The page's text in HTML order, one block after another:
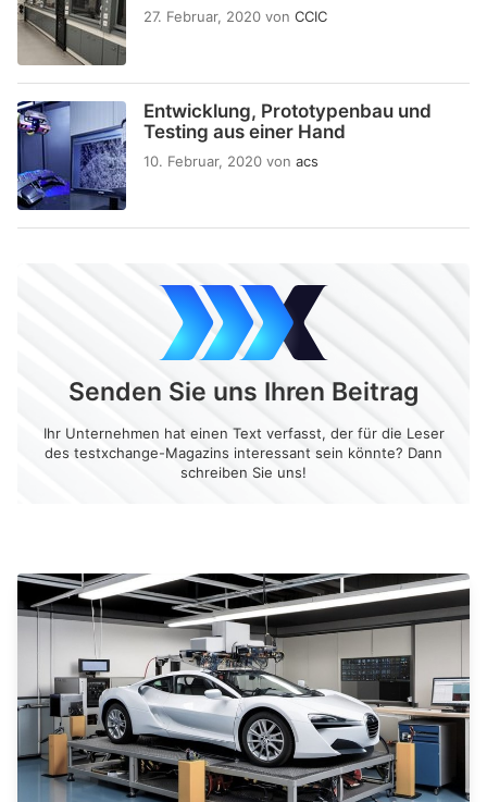
27. Februar, 2020 von CCIC
Entwicklung, Prototypenbau und
Testing aus einer Hand
10. Februar, 2020 von acs
Senden Sie uns Ihren Beitrag
Ihr Unternehmen hat einen Text verfasst, der für die Leser
des testxchange-Magazins interessant sein könnte? Dann
schreiben Sie uns!